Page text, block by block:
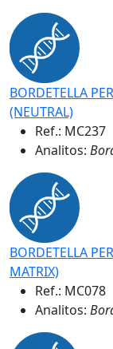
BORDETELLA
(NEUTRAL)
Ref.: MC237
Analitos:
BORDETELLA
MATRIX)
Ref.: MC078
Analitos: